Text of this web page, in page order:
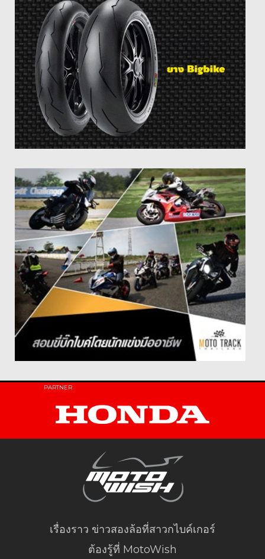
PARTNER
เรื่องราว ข่าวสองล้อที่สาวกไบค์เกอร์
ต้องรู้ที่ MotoWish